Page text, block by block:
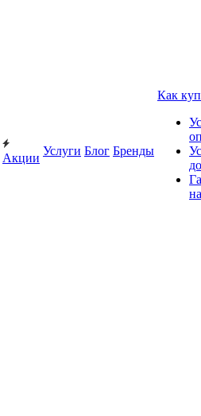
Акции
Услуги Блог Бренды
Как